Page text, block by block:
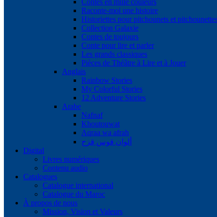
Contes en mille couleurs
Raconte-moi une histoire
Historiettes pour pitchounets et
Collection Galaxie
Contes de toujours
Conte pour lire et parler
Les grands classiques
Pièces de Théâtre à Lire et à Jouer
Anglais
Rainbow Stories
My Colorful Stories
12 Adventure Stories
Arabe
Nafnaf
Khoutouwat
Aqraa wa afrah
ألوان قوس قزح
Digital
Livres numériques
Contenu audio
Catalogues
Catalogue international
Catalogue du Maroc
À propos de nous
Mission, Vision et Valeurs